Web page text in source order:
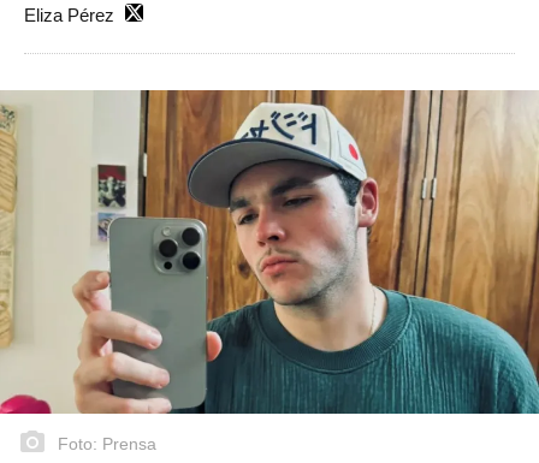
Eliza Pérez
Foto: Prensa